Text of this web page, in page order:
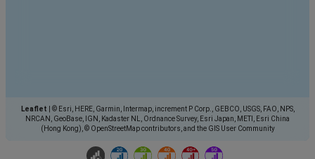
Leaflet
© Esri, HERE, Garmin, Intermap, increment P Corp., GEBCO, USGS, FAO, NPS,
NRCAN, GeoBase, IGN, Kadaster NL, Ordnance Survey, Esri Japan, METI, Esri China
(Hong Kong), © OpenStreetMap contributors, and the GIS User Community